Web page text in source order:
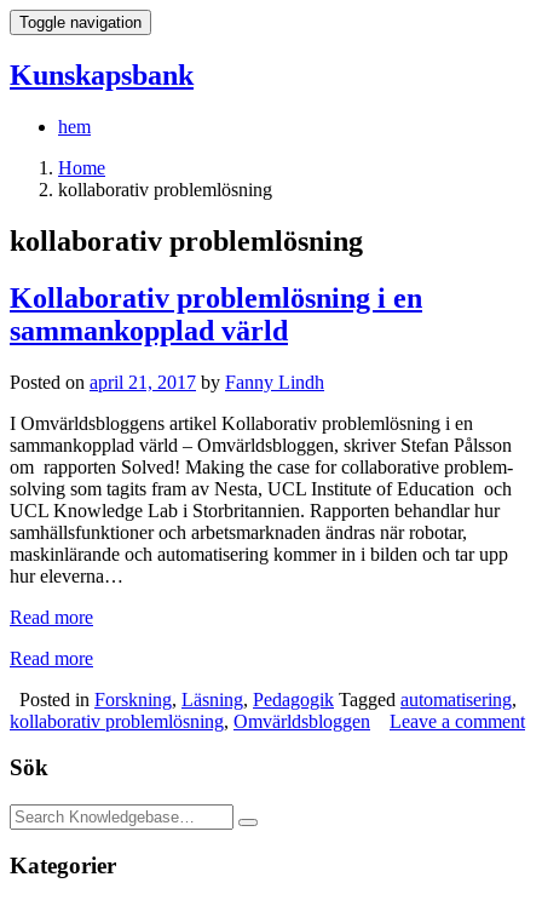
Toggle navigation
Kunskapsbank
hem
Home
kollaborativ problemlösning
kollaborativ problemlösning
Kollaborativ problemlösning i en
sammankopplad värld
Posted on april 21, 2017 by Fanny Lindh
I Omvärldsbloggens artikel Kollaborativ problemlösning i en
sammankopplad värld – Omvärldsbloggen, skriver Stefan Pålsson
om rapporten Solved! Making the case for collaborative problem-
solving som tagits fram av Nesta, UCL Institute of Education och
UCL Knowledge Lab i Storbritannien. Rapporten behandlar hur
samhällsfunktioner och arbetsmarknaden ändras när robotar,
maskinlärande och automatisering kommer in i bilden och tar upp
hur eleverna…
Read more
Read more
Posted in Forskning, Läsning, Pedagogik Tagged automatisering,
kollaborativ problemlösning, Omvärldsbloggen Leave a comment
Sök
Kategorier